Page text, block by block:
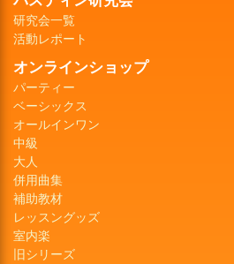
研究会一覧
活動レポート
オンラインショップ
パーティー
ベーシックス
オールインワン
中級
大人
併用曲集
補助教材
レッスングッズ
室内楽
旧シリーズ